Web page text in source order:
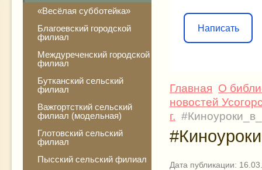
«Весёлая субботейка»
Благоевский городской
филиал
Междуреченский городской
филиал
Бутканский сельский
филиал
Важгортсткий сельский
филиал (модельная)
Глотовский сельский
филиал
Пысский сельский филиал
Написать
Главная О
новостей
г.
#Киноуроки
Дата публикации: